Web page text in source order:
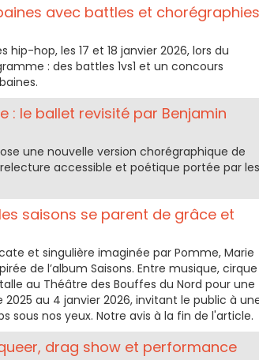
avec battles et chorégraphies
hop, les 17 et 18 janvier 2026, lors du
: des battles 1vs1 et un concours
: le ballet revisité par Benjamin
une nouvelle version chorégraphique de
relecture accessible et poétique portée par les
saisons se parent de grâce et
et singulière imaginée par Pomme, Marie
de l’album Saisons. Entre musique, cirque
au Théâtre des Bouffes du Nord pour une
au 4 janvier 2026, invitant le public à
sous nos yeux. Notre avis à la fin de l'article.
drag show et performance